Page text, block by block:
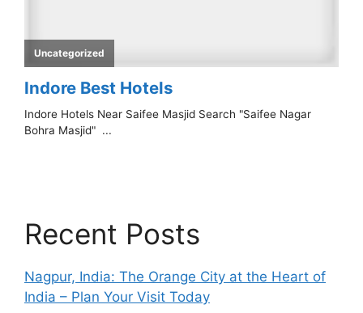
Recent Posts
Nagpur, India: The Orange City at the Heart of
India – Plan Your Visit Today